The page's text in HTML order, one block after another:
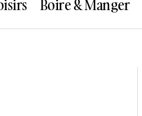
Boire & Manger